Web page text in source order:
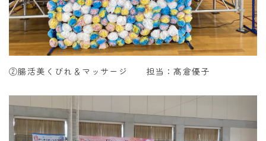
②腸活美くびれ＆マッサージ 担当：髙倉優子